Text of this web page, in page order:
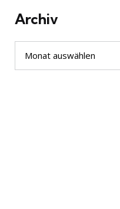
Archiv
Archiv